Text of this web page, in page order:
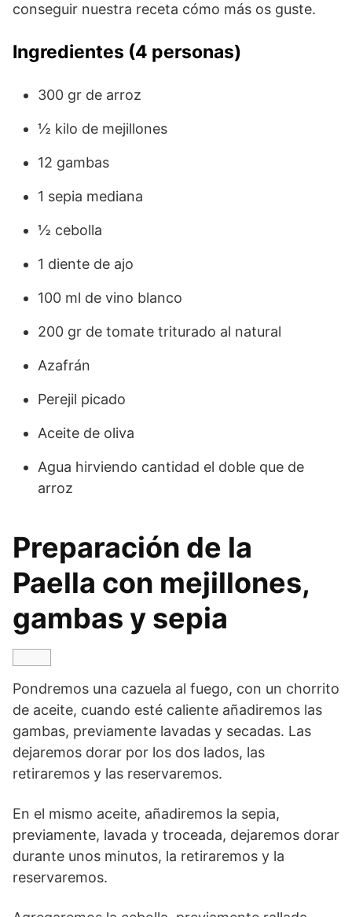
conseguir nuestra receta cómo más os guste.
Ingredientes (4 personas)
300 gr de arroz
½ kilo de mejillones
12 gambas
1 sepia mediana
½ cebolla
1 diente de ajo
100 ml de vino blanco
200 gr de tomate triturado al natural
Azafrán
Perejil picado
Aceite de oliva
Agua hirviendo cantidad el doble que de
arroz
Preparación de la
Paella con mejillones,
gambas y sepia
Pondremos una cazuela al fuego, con un chorrito
de aceite, cuando esté caliente añadiremos las
gambas, previamente lavadas y secadas. Las
dejaremos dorar por los dos lados, las
retiraremos y las reservaremos.
En el mismo aceite, añadiremos la sepia,
previamente, lavada y troceada, dejaremos dorar
durante unos minutos, la retiraremos y la
reservaremos.